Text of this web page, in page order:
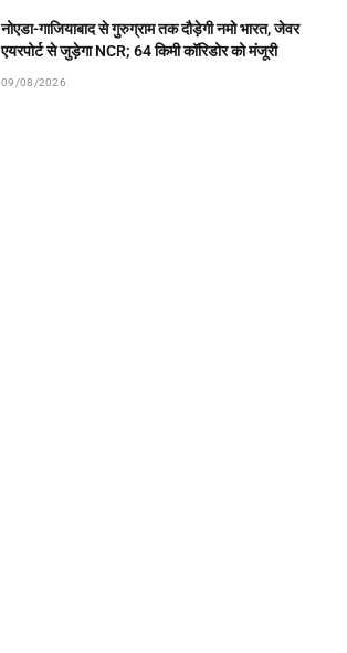
नोएडा-गाजियाबाद से गुरुग्राम तक दौड़ेगी नमो भारत, जेवर
एयरपोर्ट से जुड़ेगा NCR; 64 किमी कॉरिडोर को मंजूरी
09/08/2026